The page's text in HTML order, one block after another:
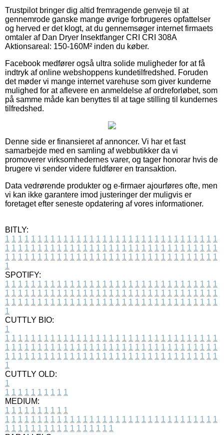
Trustpilot bringer dig altid fremragende genveje til at
gennemrode ganske mange øvrige forbrugeres opfattelser
og herved er det klogt, at du gennemsøger internet firmaets
omtaler af Dan Dryer Insektfanger CRI CRI 308A
Aktionsareal: 150-160M² inden du køber.
Facebook medfører også ultra solide muligheder for at få
indtryk af online webshoppens kundetilfredshed. Foruden
det møder vi mange internet varehuse som giver kunderne
mulighed for at aflevere en anmeldelse af ordreforløbet, som
på samme måde kan benyttes til at tage stilling til kundernes
tilfredshed.
Denne side er finansieret af annoncer. Vi har et fast
samarbejde med en samling af webbutikker da vi
promoverer virksomhedernes varer, og tager honorar hvis de
brugere vi sender videre fuldfører en transaktion.
Data vedrørende produkter og e-firmaer ajourføres ofte, men
vi kan ikke garantere imod justeringer der muligvis er
foretaget efter seneste opdatering af vores informationer.
BITLY:
1 1 1 1 1 1 1 1 1 1 1 1 1 1 1 1 1 1 1 1 1 1 1 1 1 1 1 1 1 1 1 1 1
1 1 1 1 1 1 1 1 1 1 1 1 1 1 1 1 1 1 1 1 1 1 1 1 1 1 1 1 1 1 1 1 1
1 1 1 1 1 1 1 1 1 1 1 1 1 1 1 1 1 1 1 1 1 1 1 1 1 1 1 1 1 1 1 1 1
1
SPOTIFY:
1 1 1 1 1 1 1 1 1 1 1 1 1 1 1 1 1 1 1 1 1 1 1 1 1 1 1 1 1 1 1 1 1
1 1 1 1 1 1 1 1 1 1 1 1 1 1 1 1 1 1 1 1 1 1 1 1 1 1 1 1 1 1 1 1 1
1 1 1 1 1 1 1 1 1 1 1 1 1 1 1 1 1 1 1 1 1 1 1 1 1 1 1 1 1 1 1 1 1
1
CUTTLY BIO:
1
1 1 1 1 1 1 1 1 1 1 1 1 1 1 1 1 1 1 1 1 1 1 1 1 1 1 1 1 1 1 1 1 1
1 1 1 1 1 1 1 1 1 1 1 1 1 1 1 1 1 1 1 1 1 1 1 1 1 1 1 1 1 1 1 1 1
1 1 1 1 1 1 1 1 1 1 1 1 1 1 1 1 1 1 1 1 1 1 1 1 1 1 1 1 1 1 1 1 1
1
CUTTLY OLD:
1
1 1 1 1 1 1 1 1 1 1
MEDIUM:
1 1 1 1 1 1 1 1 1 1
1 1 1 1 1 1 1 1 1 1 1 1 1 1 1 1 1 1 1 1 1 1 1 1 1 1 1 1 1 1 1 1 1
1 1 1 1 1 1 1 1 1 1 1 1 1 1 1 1 1